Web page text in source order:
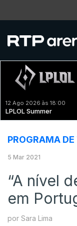
12 Ago 2026 às 18:00
LPLOL Summer
PROGRAMA
5 Mar 2021
“A nível
em
por Sara Lima